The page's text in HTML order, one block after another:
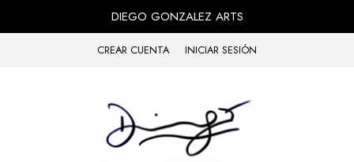
DIEGO GONZALEZ ARTS
CREAR CUENTA INICIAR SESIÓN